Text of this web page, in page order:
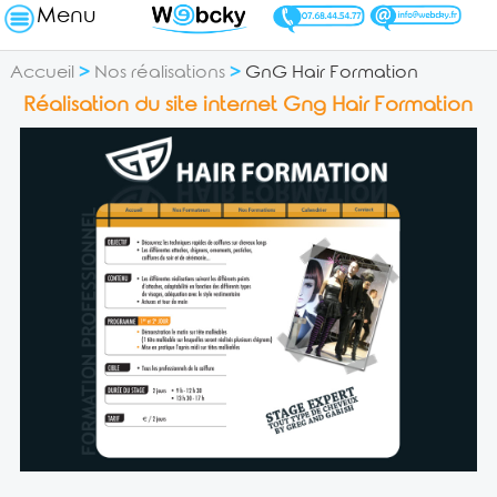
Menu
Accueil > Nos réalisations> GnG Hair Formation
Réalisation du site internet Gng Hair Formation